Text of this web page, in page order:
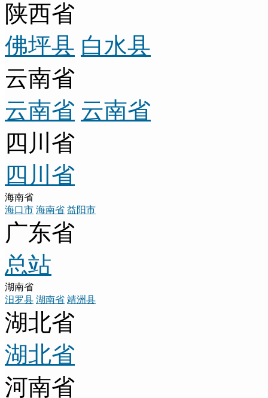
陕西省
佛坪县 白水县
云南省
云南省 云南省
四川省
四川省
海南省
海口市 海南省 益阳市
广东省
总站
湖南省
汨罗县 湖南省 靖洲县
湖北省
湖北省
河南省